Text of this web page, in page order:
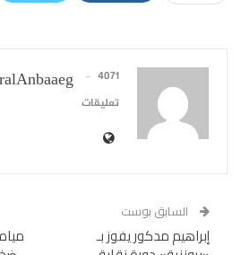
4071 المشاركات
تعليقات
السابق بوست
إبراهيم مدكور يفوز بـ